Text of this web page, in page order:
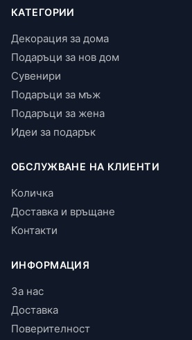
КАТЕГОРИИ
Декорация за дома
Подаръци за нов дом
Сувенири
Подаръци за мъж
Подаръци за жена
Идеи за подарък
ОБСЛУЖВАНЕ НА КЛИЕНТИ
Количка
Доставка и връщане
Контакти
ИНФОРМАЦИЯ
За нас
Доставка
Поверителност